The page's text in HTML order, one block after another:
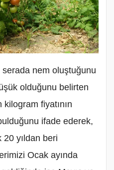
serada nem oluştuğunu
olduğunu belirten
fiyatının
ifade ederek,
20 yıldan beri
Ocak ayında